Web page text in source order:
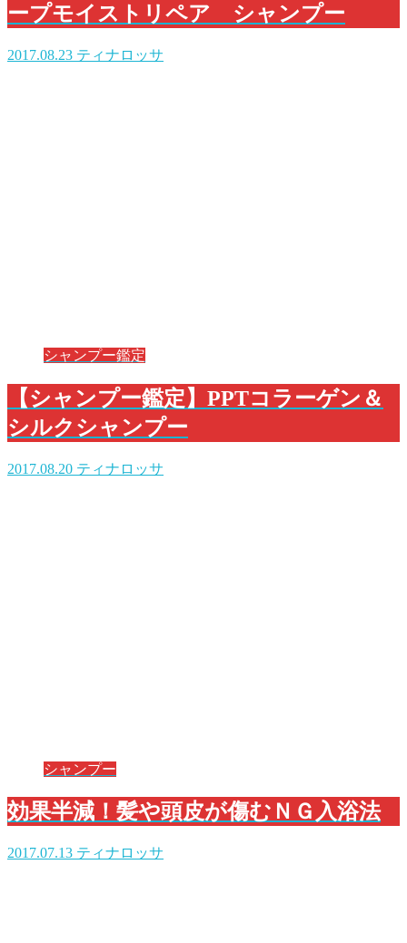
ープモイストリペア シャンプー
2017.08.23 ティナロッサ
シャンプー鑑定
【シャンプー鑑定】PPTコラーゲン＆
シルクシャンプー
2017.08.20 ティナロッサ
シャンプー
効果半減！髪や頭皮が傷むＮＧ入浴法
2017.07.13 ティナロッサ